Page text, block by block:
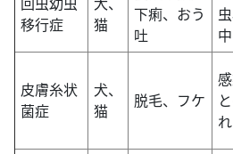
移行症
猫
下痢、おう
吐
皮膚糸状
菌症
犬、
猫
脱毛、フケ